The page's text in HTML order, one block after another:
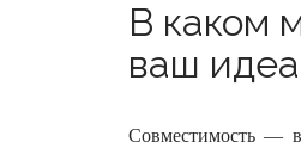
В каком
ваш
Совместимость —